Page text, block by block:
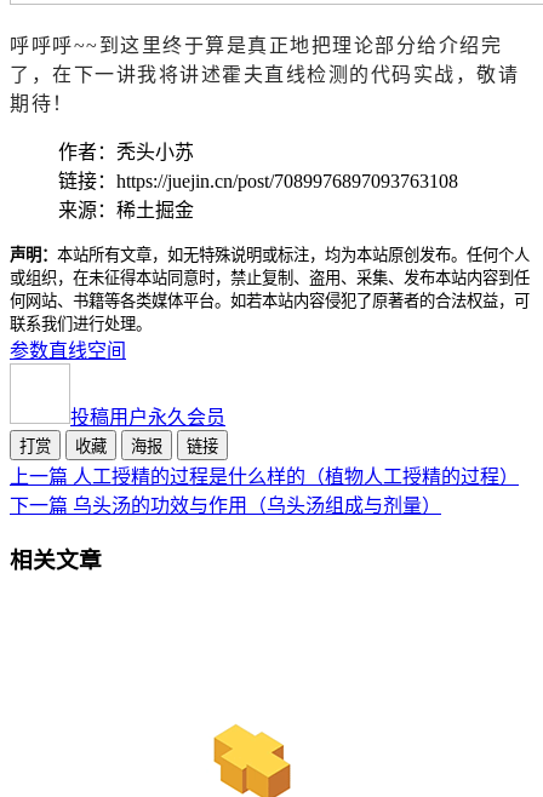
呼呼呼~~到这里终于算是真正地把理论部分给介绍完
了，在下一讲我将讲述霍夫直线检测的代码实战，敬请
期待！
作者：秃头小苏
链接：https://juejin.cn/post/7089976897093763108
来源：稀土掘金
声明： 本站所有文章，如无特殊说明或标注，均为本站原创发布。任何个人
或组织，在未征得本站同意时，禁止复制、盗用、采集、发布本站内容到任
何网站、书籍等各类媒体平台。如若本站内容侵犯了原著者的合法权益，可
联系我们进行处理。
参数直线空间
投稿用户永久会员
打赏 收藏 海报 链接
上一篇 人工授精的过程是什么样的（植物人工授精的过程）
下一篇 乌头汤的功效与作用（乌头汤组成与剂量）
相关文章